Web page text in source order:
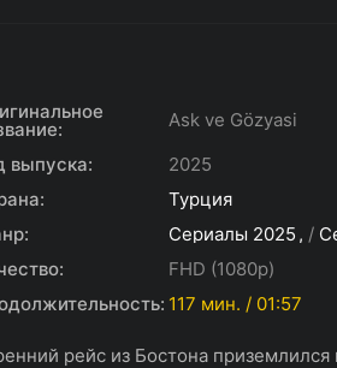
Ask ve Gözyasi
выпуска:
2025
Турция
Сериалы 2025 /
FHD (1080p)
117 мин. / 01:57
рейс из Бостона